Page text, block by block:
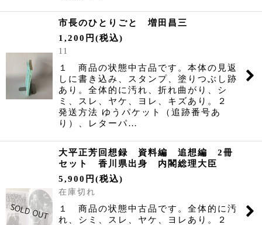
市長のひとりごと 増田昌三
1,200 円 (税込)
11
１ 商品の状態中古品です。本体の見返
しに書き込み、スタンプ、塗りつぶし跡
あり。全体的に汚れ、折れ曲がり、シ
ミ、スレ、ヤケ、ヨレ、キズあり。２
発送方法 ゆうパケット（追跡番号あ
り）、レターパ…
大平正芳回想録 資料編 追想編 2冊
セット 香川県出身 内閣総理大臣
5,900 円 (税込)
在庫切れ
１ 商品の状態中古品です。全体的に汚
れ、シミ、スレ、ヤケ、ヨレあり。２